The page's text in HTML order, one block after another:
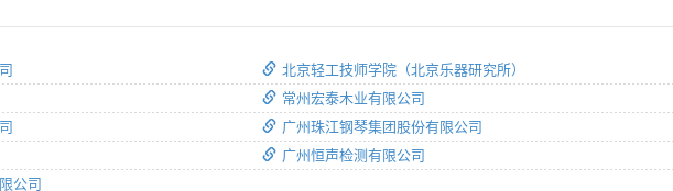
公司
北京轻工技师学院（北京乐器研究所）
常州宏泰木业有限公司
广州珠江钢琴集团股份有限公司
广州恒声检测有限公司